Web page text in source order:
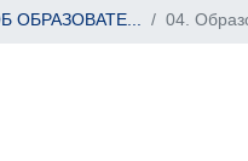
ОБРАЗОВАТЕ... 04.